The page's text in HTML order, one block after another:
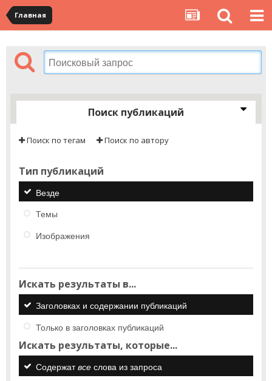
Главная
Поиск публикаций
Поиск по тегам Поиск по автору
Тип публикаций
Везде
Темы
Изображения
Искать результаты в...
Заголовках и содержании публикаций
Только в заголовках публикаций
Искать результаты, которые...
Содержатвсе слова из запроса